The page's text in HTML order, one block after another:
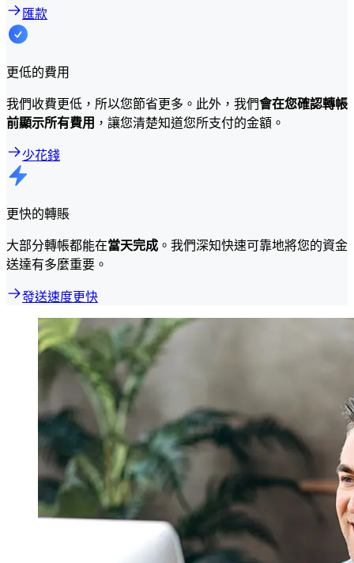
匯款
更低的費用
我們收費更低，所以您節省更多。此外，我們會在您確認轉帳
前顯示所有費用 ，讓您清楚知道您所支付的金額。
少花錢
更快的轉賬
大部分轉帳都能在當天完成 。我們深知快速可靠地將您的資金
送達有多麼重要。
發送速度更快